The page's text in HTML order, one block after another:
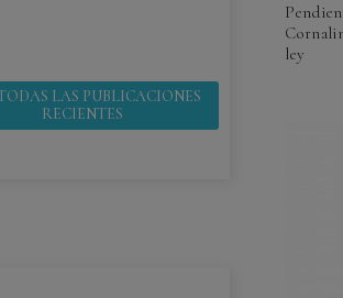
LAS PUBLICACIONES
RECIENTES
ley